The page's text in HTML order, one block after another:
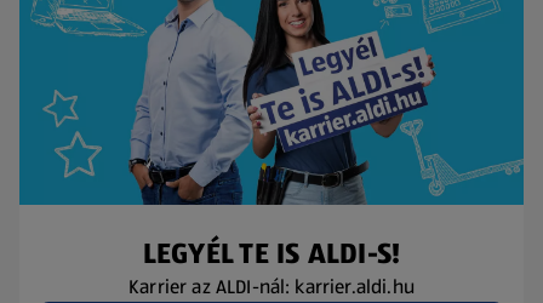
LEGYÉL TE IS ALDI-S!
Karrier az ALDI-nál: karrier.aldi.hu